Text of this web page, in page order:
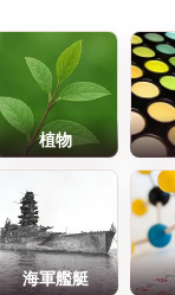
植物
海軍艦艇